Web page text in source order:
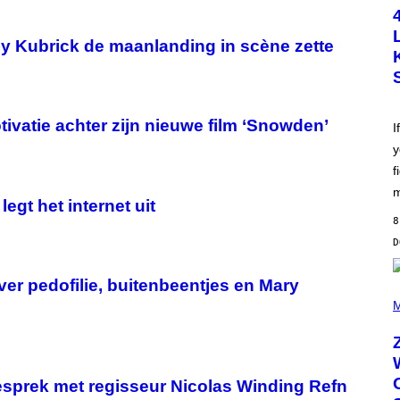
Kubrick de maanlanding in scène zette
achter zijn nieuwe film ‘Snowden’
het internet uit
pedofilie, buitenbeentjes en Mary
met regisseur Nicolas Winding Refn
O
B
Y
S
C
O
L
G
A
T
O
G
T
T
Y
M
A
E
S
8
P
T
O
B
Y
R